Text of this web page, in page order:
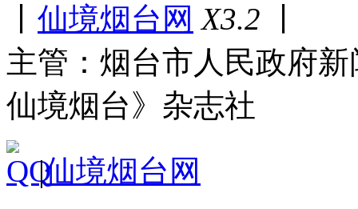
仙境烟台网 X3.2
主管：烟台市人民政府
仙境烟台》杂志社
|仙境烟台网